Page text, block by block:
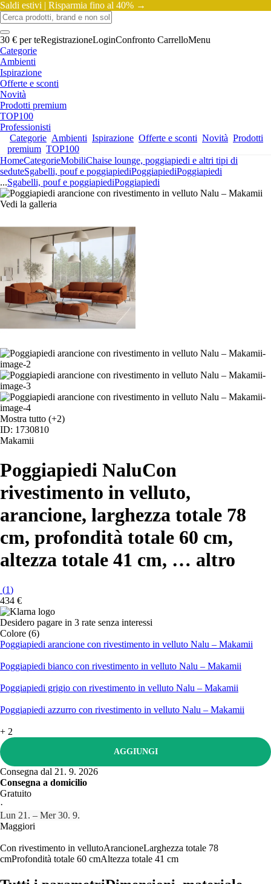
Saldi estivi | Risparmia fino al 40% →
30 € per teRegistrazioneLoginConfronto CarrelloMenu
Categorie
Ambienti
Ispirazione
Offerte e sconti
Novità
Prodotti premium
TOP100
Professionisti
Categorie Ambienti Ispirazione Offerte e sconti Novità Prodotti
premium TOP100
HomeCategorieMobiliChaise lounge, poggiapiedi e altri tipi di
seduteSgabelli, pouf e poggiapiediPoggiapiediPoggiapiedi
...Sgabelli, pouf e poggiapiediPoggiapiedi
Vedi la galleria
Mostra tutto (+2)
ID: 1730810
Makamii
Poggiapiedi NaluCon
rivestimento in velluto,
arancione, larghezza totale 78
cm, profondità totale 60 cm,
altezza totale 41 cm, … altro
(1)
434 €
Desidero pagare in 3 rate senza interessi
Colore (6)
Poggiapiedi arancione con rivestimento in velluto Nalu – Makamii
Poggiapiedi bianco con rivestimento in velluto Nalu – Makamii
Poggiapiedi grigio con rivestimento in velluto Nalu – Makamii
Poggiapiedi azzurro con rivestimento in velluto Nalu – Makamii
+ 2
AGGIUNGI
Consegna dal 21. 9. 2026
Consegna a domicilio
Gratuito
·
Lun 21. – Mer 30. 9.
Maggiori
Con rivestimento in vellutoArancioneLarghezza totale 78
cmProfondità totale 60 cmAltezza totale 41 cm